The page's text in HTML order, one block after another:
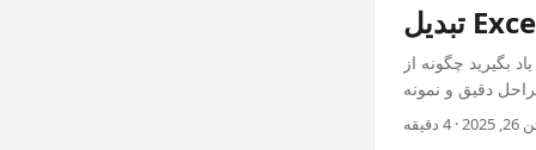
یاد بگیرید چگونه از Aspose.Cells PDF Converter برای .NET Plugin برای تبدیل فایل های Excel به PDF های با
دقیق و نمونه
های کد در C# است